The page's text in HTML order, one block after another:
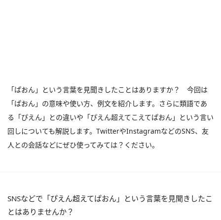
「ぱおん」という言葉を見聞きしたことはありますか？ 今回は
「ぱおん」の意味や使い方、例文を紹介します。さらに類語であ
る「ぴえん」との違いや「ぴえん超えてこえてぱおん」という言い
回しについても解説します。TwitterやInstagramなどのSNS、友
人との会話などにぜひ使ってみては？ください。
SNSなどで「ぴえん超えてぱおん」という言葉を見聞きしたこ
とはありませんか？